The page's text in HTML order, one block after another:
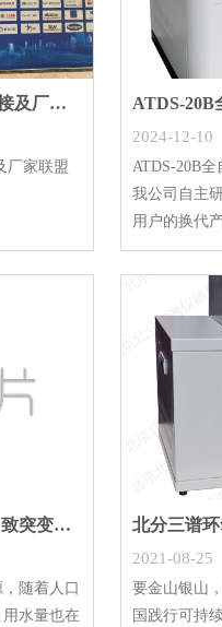
2025中仪盟湖北经销商对接及厂家联盟大会参展实
厂家联盟
2024-12-10
ATDS-20B
我公司自主
用户的换代
北京北分三谱仪器《水质 致突变性的鉴别 蚕豆根
随着人口
水量也在
北分三谱
2021-08-25
要金山银山
国践行可持